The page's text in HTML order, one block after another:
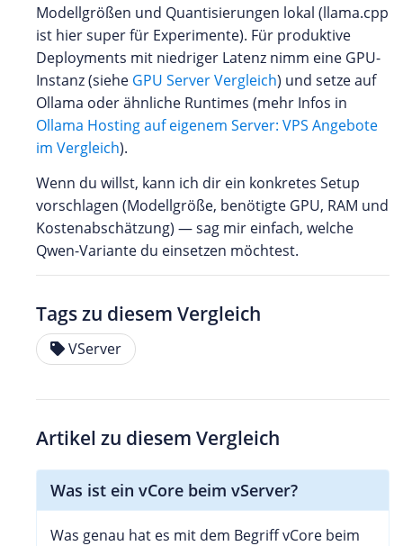
Modellgrößen und Quantisierungen lokal (llama.cpp
ist hier super für Experimente). Für produktive
Deployments mit niedriger Latenz nimm eine GPU-
Instanz (siehe GPU Server Vergleich) und setze auf
Ollama oder ähnliche Runtimes (mehr Infos in
Ollama Hosting auf eigenem Server: VPS Angebote
im Vergleich).
Wenn du willst, kann ich dir ein konkretes Setup
vorschlagen (Modellgröße, benötigte GPU, RAM und
Kostenabschätzung) — sag mir einfach, welche
Qwen-Variante du einsetzen möchtest.
Tags zu diesem Vergleich
VServer
Artikel zu diesem Vergleich
Was ist ein vCore beim vServer?
Was genau hat es mit dem Begriff vCore beim